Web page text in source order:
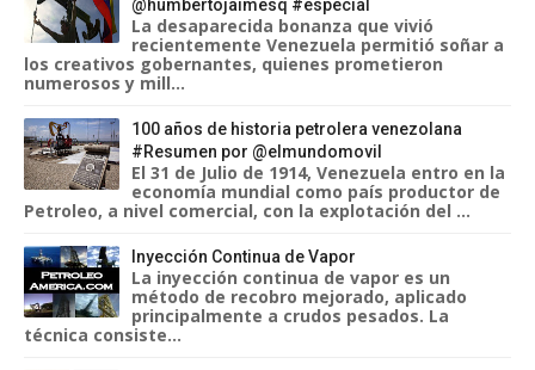
@humbertojaimesq #especial
La desaparecida bonanza que vivió
recientemente Venezuela permitió soñar a
los creativos gobernantes, quienes prometieron
numerosos y mill...
100 años de historia petrolera venezolana
#Resumen por @elmundomovil
El 31 de Julio de 1914, Venezuela entro en la
economía mundial como país productor de
Petroleo, a nivel comercial, con la explotación del ...
Inyección Continua de Vapor
La inyección continua de vapor es un
método de recobro mejorado, aplicado
principalmente a crudos pesados. La
técnica consiste...